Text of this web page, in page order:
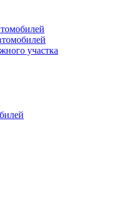
участка